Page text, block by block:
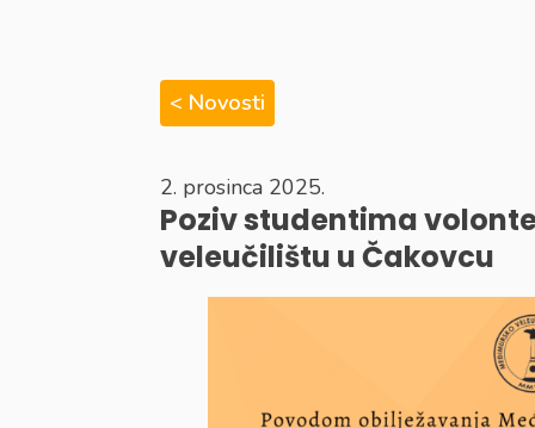
< Novosti
2. prosinca 2025.
Poziv studentima
veleučilištu u Čakovcu